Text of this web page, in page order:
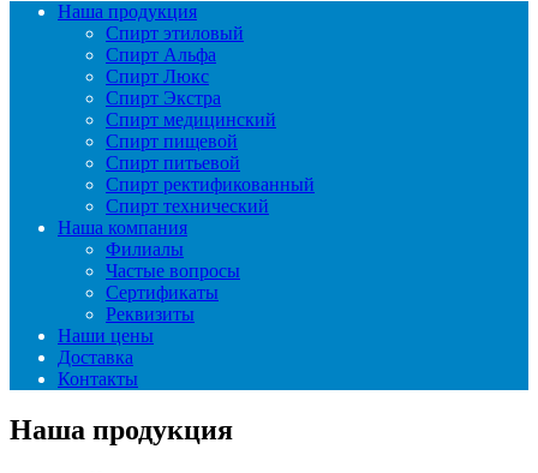
Наша продукция
Спирт этиловый
Спирт Альфа
Спирт Люкс
Спирт Экстра
Спирт медицинский
Спирт пищевой
Спирт питьевой
Спирт ректификованный
Спирт технический
Наша компания
Филиалы
Частые вопросы
Сертификаты
Реквизиты
Наши цены
Доставка
Контакты
Наша продукция